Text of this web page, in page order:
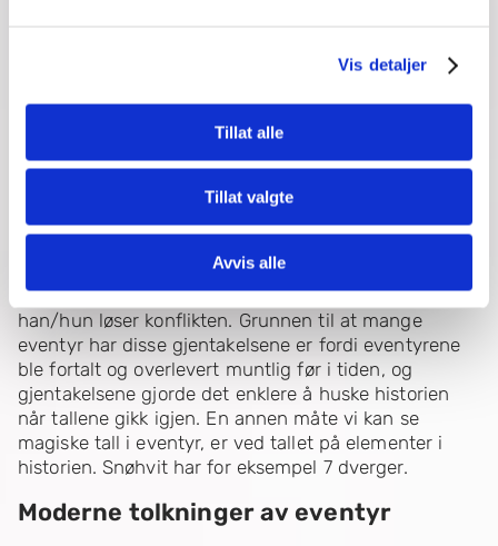
Vis detaljer
Tillat alle
Tillat valgte
Avvis alle
han forsøker å vinne prinsessen og halve kongeriket.
i eventyrene. I eventyrenes verden er alt mulig, også
magi og overnaturlige elementer.
Magiske tall er også mye brukt i eventyr. Tallene 3, 7
tallene som gjentakelser, for eksempel at en
hovedperson må overvinne hindringer 3 ganger før
han/hun løser konflikten. Grunnen til at mange
eventyr har disse gjentakelsene er fordi eventyrene
ble fortalt og overlevert muntlig før i tiden, og
gjentakelsene gjorde det enklere å huske historien
når tallene gikk igjen. En annen måte vi kan se
magiske tall i eventyr, er ved tallet på elementer i
historien. Snøhvit har for eksempel 7 dverger.
Moderne tolkninger av eventyr